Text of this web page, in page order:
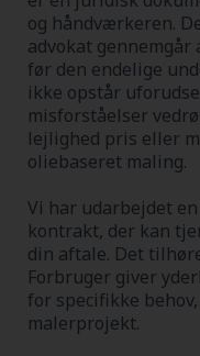
og håndværkeren.
advokat
før den endelige
ikke opstår
misforståelser
lejlighed pris eller
oliebaseret maling.
Vi har udarbejdet
kontrakt, der kan
din aftale. Det
Forbruger giver
for specifikke
malerprojekt.